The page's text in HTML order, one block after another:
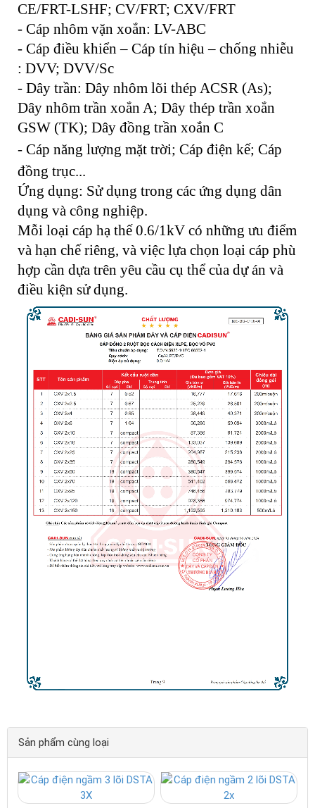
CE/FRT-LSHF; CV/FRT; CXV/FRT
- Cáp nhôm vặn xoắn: LV-ABC
- Cáp điều khiển – Cáp tín hiệu – chống nhiễu
: DVV; DVV/Sc
- Dây trần: Dây nhôm lõi thép ACSR (As);
Dây nhôm trần xoắn A; Dây thép trần xoắn
GSW (TK); Dây đồng trần xoắn C
- Cáp năng lượng mặt trời; Cáp điện kế; Cáp
đồng trục...
Ứng dụng: Sử dụng trong các ứng dụng dân
dụng và công nghiệp.
Mỗi loại cáp hạ thế 0.6/1kV có những ưu điểm
và hạn chế riêng, và việc lựa chọn loại cáp phù
hợp cần dựa trên yêu cầu cụ thể của dự án và
điều kiện sử dụng.
Sản phẩm cùng loại